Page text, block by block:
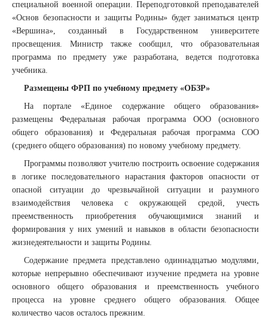
специальной военной операции. Переподготовкой преподавателей
«Основ безопасности и защиты Родины» будет заниматься центр
«Вершина», созданный в Государственном университете
просвещения. Министр также сообщил, что образовательная
программа по предмету уже разработана, ведется подготовка
учебника.
Размещены ФРП по учебному предмету «ОБЗР»
На портале «Единое содержание общего образования»
размещены Федеральная рабочая программа ООО (основного
общего образования) и Федеральная рабочая программа СОО
(среднего общего образования) по новому учебному предмету.
Программы позволяют учителю построить освоение содержания
в логике последовательного нарастания факторов опасности от
опасной ситуации до чрезвычайной ситуации и разумного
взаимодействия человека с окружающей средой, учесть
преемственность приобретения обучающимися знаний и
формирования у них умений и навыков в области безопасности
жизнедеятельности и защиты Родины.
Содержание предмета представлено одиннадцатью модулями,
которые непрерывно обеспечивают изучение предмета на уровне
основного общего образования и преемственность учебного
процесса на уровне среднего общего образования. Общее
количество часов осталось прежним.